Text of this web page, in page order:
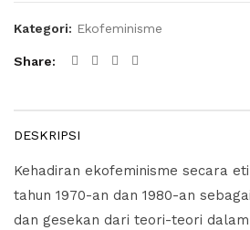
Kategori: Ekofeminisme
Share
DESKRIPSI
Kehadiran ekofeminisme secara
tahun 1970-an dan 1980-an
dan gesekan dari teori-teori